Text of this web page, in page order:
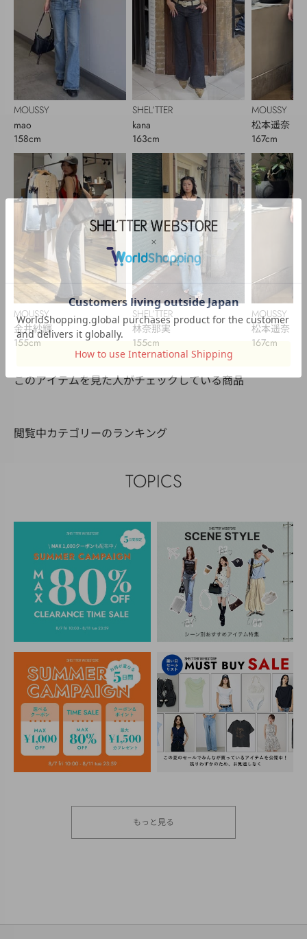
MOUSSY
mao
158cm
MOUSSY
金井紗輝
155cm
SHEL’TTER
kana
163cm
SHEL’TTER
林奈那実
155cm
MOUSSY
松本遥奈
167cm
MOUSSY
松本遥奈
167cm
このアイテムを見た人がチェックしている商品
閲覧中カテゴリーのランキング
TOPICS
もっと見る